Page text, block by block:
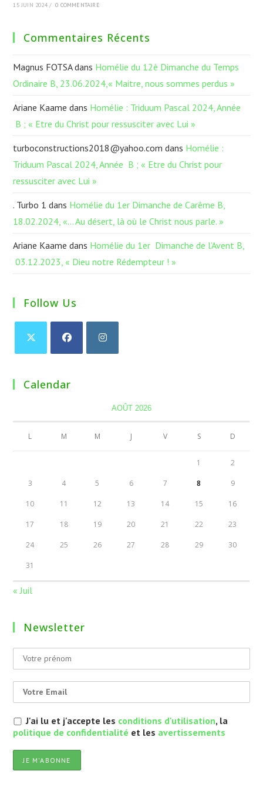
15 JUIN 2024 / 0 COMMENTAIRE
Commentaires Récents
Magnus FOTSAdans Homélie du 12è Dimanche du Temps
Ordinaire B, 23.06.2024,« Maitre, nous sommes perdus »
Ariane Kaame dans Homélie : Triduum Pascal 2024, Année
B ; « Etre du Christ pour ressusciter avec Lui »
turboconstructions2018@yahoo.com dans Homélie :
Triduum Pascal 2024, Année B ; « Etre du Christ pour
ressusciter avec Lui »
. Turbo 1 dans Homélie du 1er Dimanche de Carême B,
18.02.2024, «… Au désert, là où le Christ nous parle. »
Ariane Kaame dans Homélie du 1er Dimanche de l’Avent B,
03.12.2023, « Dieu notre Rédempteur ! »
Follow Us
Calendar
AOÛT 2026
L M M J V S D
1 2
3 4 5 6 7 8 9
10 11 12 13 14 15 16
17 18 19 20 21 22 23
24 25 26 27 28 29 30
31
« Juil
Newsletter
J'ai lu et j'accepte les conditions d'utilisation, la
politique de confidentialité et les avertissements